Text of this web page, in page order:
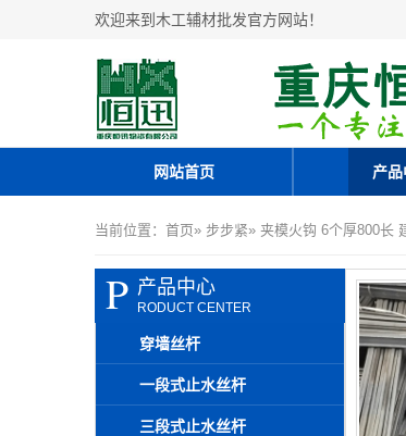
欢迎来到木工辅材批发官方网站！
网站首页 产
当前位置： 首页» 步步紧» 夹模火钩 6个厚800长
P 产品中心
RODUCT CENTER
穿墙丝杆
一段式止水丝杆
三段式止水丝杆